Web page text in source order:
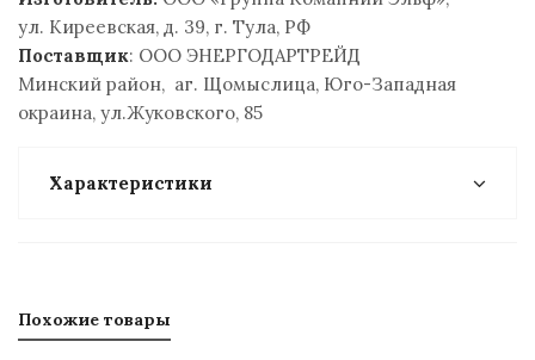
ул. Киреевская, д. 39, г. Тула, РФ
Поставщик: ООО ЭНЕРГОДАРТРЕЙД
Минский район, аг. Щомыслица, Юго-Западная
окраина, ул.Жуковского, 85
Характеристики
Похожие товары